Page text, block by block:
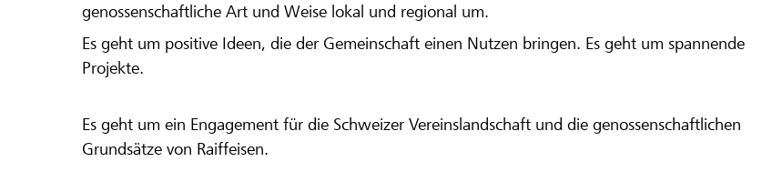
genossenschaftliche Art und Weise lokal und regional um.
Es geht um positive Ideen, die der Gemeinschaft einen Nutzen bringen. Es geht um spannende
Projekte.
Es geht um ein Engagement für die Schweizer Vereinslandschaft und die genossenschaftlichen
Grundsätze von Raiffeisen.